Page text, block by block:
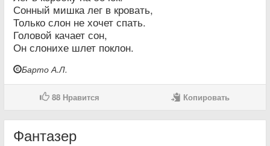
Сонный мишка лег в кровать,
Только слон не хочет спать.
Головой качает сон,
Он слонихе шлет поклон.
Барто А.Л.
88 Нравится Копировать
Фантазер